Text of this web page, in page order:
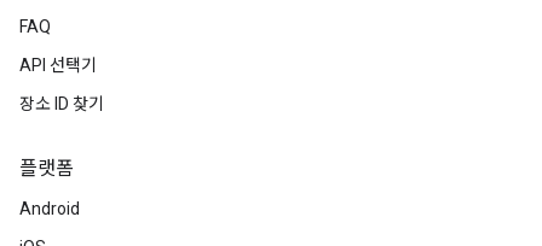
FAQ
API 선택기
장소 ID 찾기
플랫폼
Android